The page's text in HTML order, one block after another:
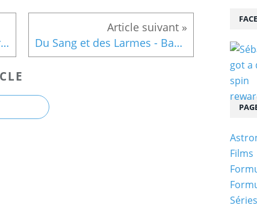
Star Wars 7 : Luke Skywalker absent ? Du Sang et des Larmes - Bande Annonce VF
Films